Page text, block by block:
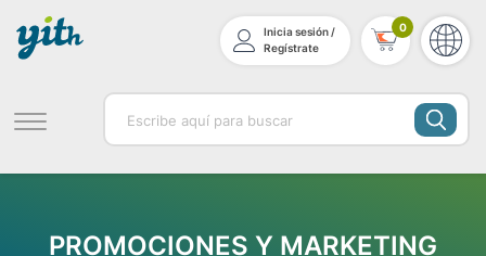
Inicia sesión /
Regístrate
0
PROMOCIONES Y MARKETING